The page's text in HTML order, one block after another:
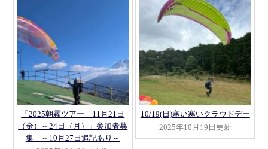
「2025朝霧ツアー 11月21日
（金）～24日（月）」参加者募
集 ～10月27日追記あり～
10/19(日)寒い寒いクラウドデー
2025年10月19日更新